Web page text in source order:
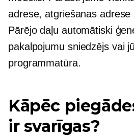
adrese, atgriešanas
Pārējo daļu automātiski
pakalpojumu sniedzējs vai
programmatūra.
Kāpēc
ir svarīgas?